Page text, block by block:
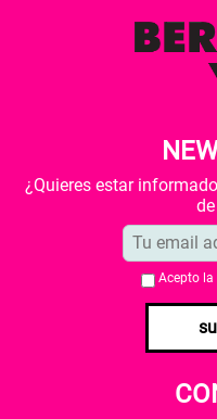
¿Quieres estar
de
Acepto la